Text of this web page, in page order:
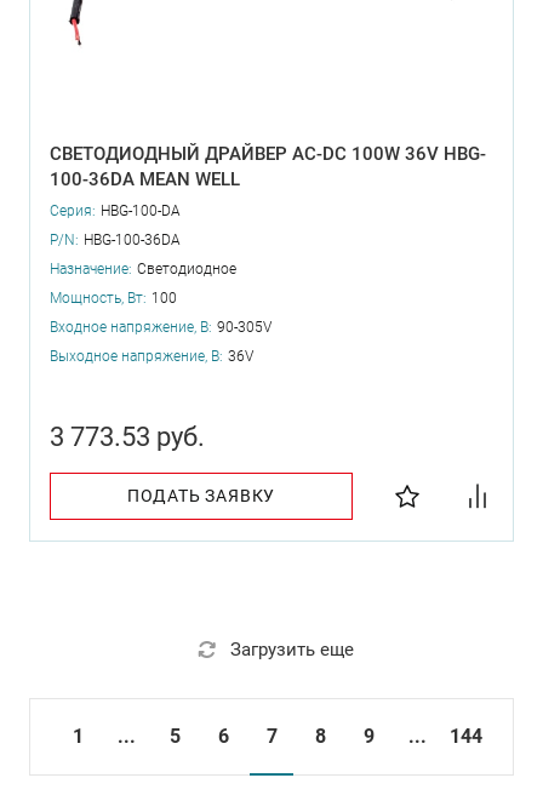
СВЕТОДИОДНЫЙ ДРАЙВЕР AC-DC 100W 36V HBG-
100-36DA MEAN WELL
Серия: HBG-100-DA
P/N: HBG-100-36DA
Назначение: Светодиодное
Мощность, Вт: 100
Входное напряжение, В: 90-305V
Выходное напряжение, В: 36V
3 773.53 руб.
ПОДАТЬ ЗАЯВКУ
Загрузить еще
1 ... 5 6 7 8 9 ... 144